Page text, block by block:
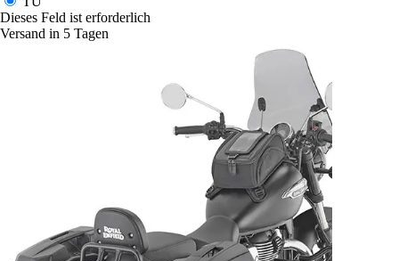
Dieses Feld ist erforderlich
Versand in 5 Tagen